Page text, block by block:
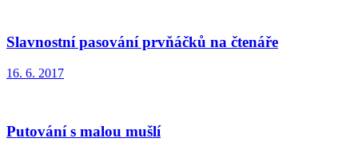
Slavnostní pasování prvňáčků na čtenáře
16. 6. 2017
Putování s malou mušlí